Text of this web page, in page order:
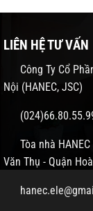
LIÊN HỆ TƯ VẤN
Công Ty Cổ
Nội (HANEC, JSC)
Tòa nhà
Văn Thụ - Quận